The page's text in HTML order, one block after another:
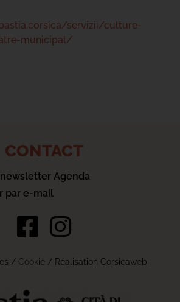
servizii/culture-
municipal/
CONTACT
Agenda
par e-mail
/ Cookie/ Réalisation Corsicaweb